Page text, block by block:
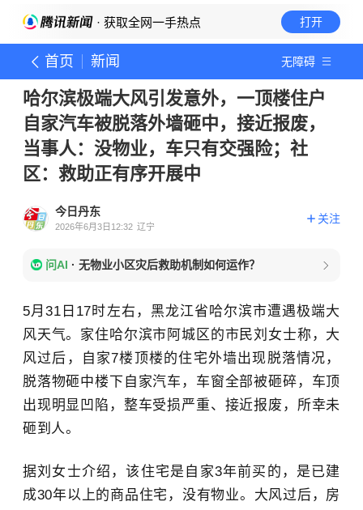
· 获取全网一手热点 打开
首页 新闻 无障碍
哈尔滨极端大风引发意外，一顶楼住户
自家汽车被脱落外墙砸中，接近报废，
当事人：没物业，车只有交强险；社
区：救助正有序开展中
今日丹东
2026年6月3日12:32 辽宁
关注
问AI · 无物业小区灾后救助机制如何运作？
5月31日17时左右，黑龙江省哈尔滨市遭遇极端大
风天气。家住哈尔滨市阿城区的市民刘女士称，大
风过后，自家7楼顶楼的住宅外墙出现脱落情况，
脱落物砸中楼下自家汽车，车窗全部被砸碎，车顶
出现明显凹陷，整车受损严重、接近报废，所幸未
砸到人。
据刘女士介绍，该住宅是自家3年前买的，是已建
成30年以上的商品住宅，没有物业。大风过后，房